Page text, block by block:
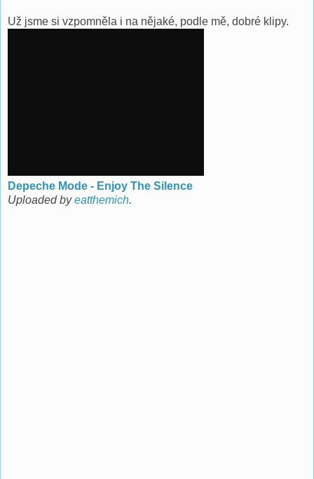
Už jsme si vzpomněla i na nějaké, podle mě, dobré klipy.
Depeche Mode - Enjoy The Silence
Uploaded byeatthemich.